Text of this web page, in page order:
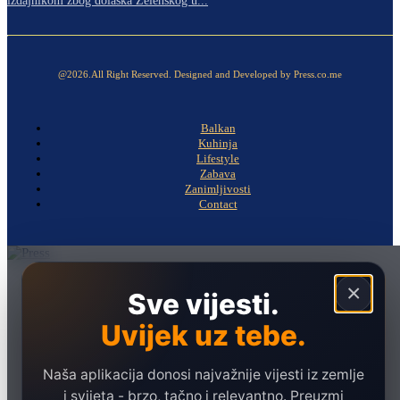
@2026.All Right Reserved. Designed and Developed by Press.co.me
Balkan
Kuhinja
Lifestyle
Zabava
Zanimljivosti
Contact
×
Sve vijesti.
Uvijek uz tebe.
Naša aplikacija donosi najvažnije vijesti iz zemlje
i svijeta - brzo, tačno i relevantno. Preuzmi
Ekonomija